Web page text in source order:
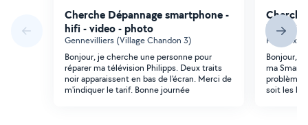
Cherche Dépannage smartphone -
hifi - video - photo
Gennevilliers (Village Chandon 3)
Bonjour, je cherche une personne pour
réparer ma télévision Philipps. Deux traits
noir apparaissent en bas de l'écran. Merci de
m'indiquer le tarif. Bonne journée
hifi -
Puteaux
Bonjour,
ma Smart
problème
soit les